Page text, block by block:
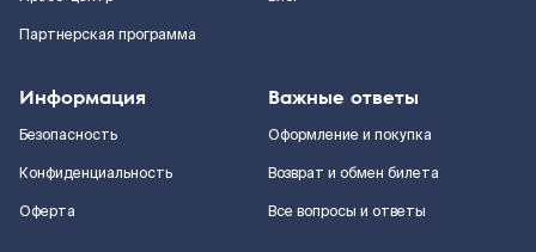
Партнерская программа
Информация
Безопасность
Конфиденциальность
Оферта
Важные ответы
Оформление и покупка
Возврат и обмен билета
Все вопросы и ответы